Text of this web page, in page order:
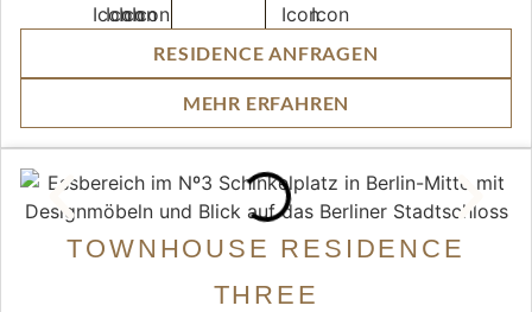
RESIDENCE ANFRAGEN
MEHR ERFAHREN
TOWNHOUSE RESIDENCE
THREE